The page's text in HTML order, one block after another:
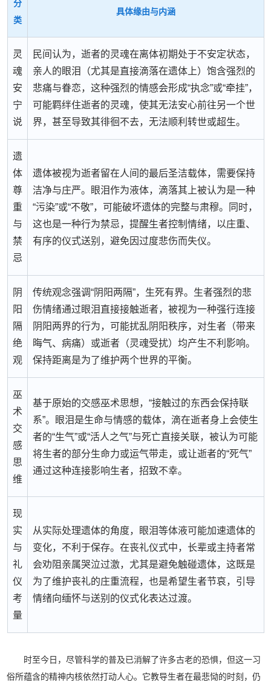
分
类
具体缘由与内涵
灵
魂
安
宁
说
民间认为，逝者的灵魂在离体初期处于不安定状态，
亲人的眼泪（尤其是直接滴落在遗体上）饱含强烈的
悲痛与眷恋，这种强烈的情感会形成“执念”或“牵挂”，
可能羁绊住逝者的灵魂，使其无法安心前往另一个世
界，甚至导致其徘徊不去，无法顺利转世或超生。
遗
体
尊
重
与
禁
忌
遗体被视为逝者留在人间的最后圣洁载体，需要保持
洁净与庄严。眼泪作为液体，滴落其上被认为是一种
“污染”或“不敬”，可能破坏遗体的完整与肃穆。同时，
这也是一种行为禁忌，提醒生者控制情绪，以庄重、
有序的仪式送别，避免因过度悲伤而失仪。
阴
阳
隔
绝
观
传统观念强调“阴阳两隔”，生死有界。生者强烈的悲
伤情绪通过眼泪直接接触逝者，被视为一种强行连接
阴阳两界的行为，可能扰乱阴阳秩序，对生者（带来
晦气、病痛）或逝者（灵魂受扰）均产生不利影响。
保持距离是为了维护两个世界的平衡。
巫
术
交
感
思
维
基于原始的交感巫术思想，“接触过的东西会保持联
系”。眼泪是生命与情感的载体，滴在逝者身上会使生
者的“生气”或“活人之气”与死亡直接关联，被认为可能
将生者的部分生命力或运气带走，或让逝者的“死气”
通过这种连接影响生者，招致不幸。
现
实
与
礼
仪
考
量
从实际处理遗体的角度，眼泪等体液可能加速遗体的
变化，不利于保存。在丧礼仪式中，长辈或主持者常
会劝阻亲属哭泣过激，尤其是避免触碰遗体，这既是
为了维护丧礼的庄重流程，也是希望生者节哀，引导
情绪向缅怀与送别的仪式化表达过渡。
时至今日，尽管科学的普及已消解了许多古老的恐惧，但这一习
俗所蕴含的精神内核依然打动人心。它教导生者在最悲恸的时刻，仍